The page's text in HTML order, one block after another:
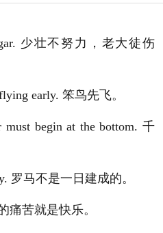
少壮不努力，老大徒伤
early. 笨鸟先飞。
begin at the bottom. 千
罗马不是一日建成的。
痛苦就是快乐。